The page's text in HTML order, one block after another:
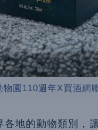
園110週年X買酒網
地的動物類別，